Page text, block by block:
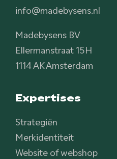
info@madebysens.nl
Madebysens BV
Ellermanstraat 15H
1114 AK Amsterdam
Expertises
Strategiën
Merkidentiteit
Website of webshop